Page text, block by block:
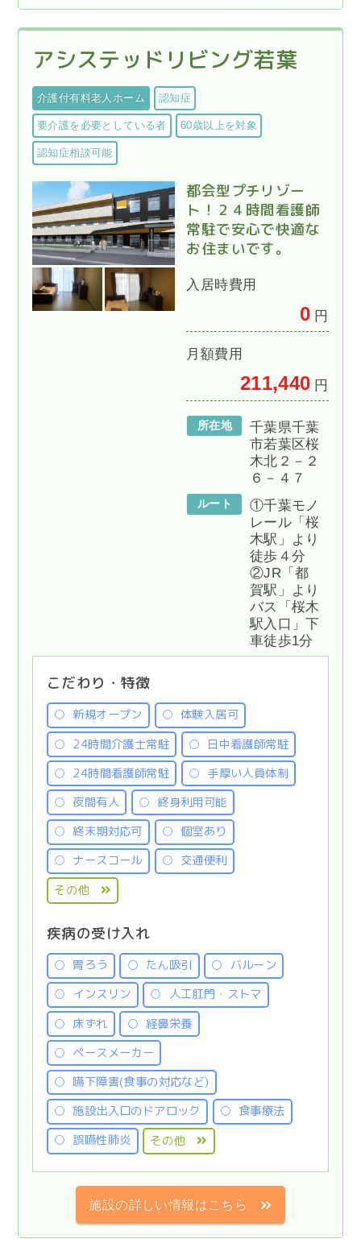
アシステッドリビング若葉
介護付有料老人ホーム 認知症
要介護を必要としている者 60歳以上を対象
認知症相談可能
都会型プチリゾー
ト！２４時間看護師
常駐で安心で快適な
お住まいです。
入居時費用
0 円
月額費用
211,440 円
所在地
千葉県千葉
市若葉区桜
木北２－２
６－４７
ルート
①千葉モノ
レール「桜
木駅」より
徒歩４分
②JR「都
賀駅」より
バス「桜木
駅入口」下
車徒歩1分
こだわり・特徴
新規オープン
体験入居可
24時間介護士常駐
日中看護師常駐
24時間看護師常駐
手厚い人員体制
夜間有人
終身利用可能
終末期対応可
個室あり
ナースコール
交通便利
その他
疾病の受け入れ
胃ろう たん吸引
バルーン
インスリン
人工肛門・ストマ
床ずれ
経鼻栄養
ペースメーカー
嚥下障害(食事の対応など)
施設出入口のドアロック
食事療法
誤嚥性肺炎
その他
施設の詳しい情報はこちら